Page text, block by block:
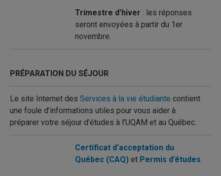
Trimestre d’hiver : les réponses
seront envoyées à partir du 1er
novembre.
PRÉPARATION DU SÉJOUR
Le site Internet des Services à la vie étudiante contient
une foule d’informations utiles pour vous aider à
préparer votre séjour d’études à l’UQAM et au Québec.
Certificat d’acceptation du
Québec (CAQ) et Permis d’études